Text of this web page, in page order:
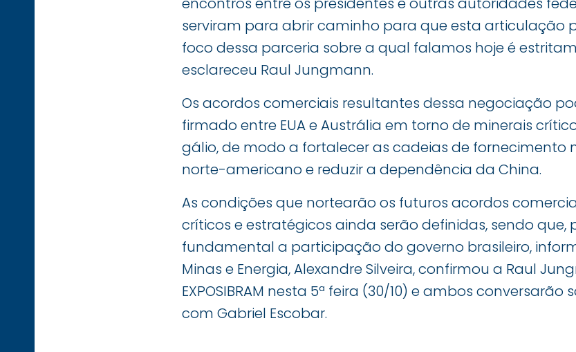
serviram para abrir caminho para que esta articulação
foco dessa parceria sobre a qual falamos hoje é
esclareceu Raul Jungmann.
Os acordos comerciais resultantes dessa negociação
firmado entre EUA e Austrália em torno de minerais
gálio, de modo a fortalecer as cadeias de fornecimento
norte-americano e reduzir a dependência da China.
As condições que nortearão os futuros acordos
críticos e estratégicos ainda serão definidas, sendo que,
fundamental a participação do governo brasileiro,
Minas e Energia, Alexandre Silveira, confirmou a Raul
EXPOSIBRAM nesta 5ª feira (30/10) e ambos
com Gabriel Escobar.